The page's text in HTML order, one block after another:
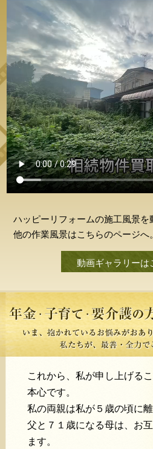
ハッピーリフォームの施工風景を
他の作業風景はこちらのページへ。
動画ギャラリーは
これから、私が申し上げる
本心です。
私の両親は私が５歳の頃に離
父と７１歳になる母は、お
ます。